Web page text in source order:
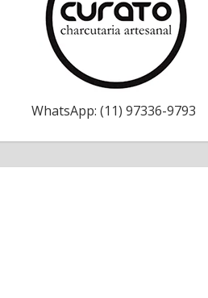
WhatsApp: (11) 97336-9793